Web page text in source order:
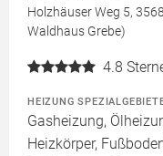
Holzhäuser Weg 5,
Waldhaus Grebe)
4.8
HEIZUNG
Gasheizung,
Heizkörper,